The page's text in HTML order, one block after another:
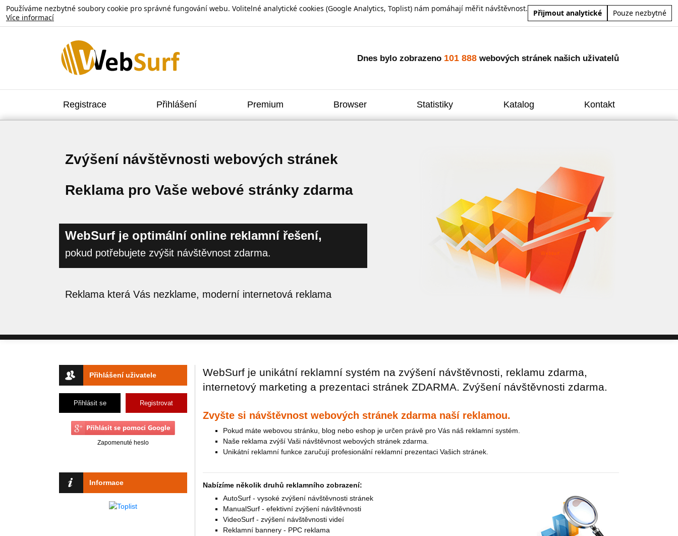
Používáme nezbytné soubory cookie pro správné fungování webu. Volitelné analytické cookies (Google Analytics, Toplist) nám pomáhají měřit návštěvnost.
Více informací
Přijmout analytické Pouze nezbytné
Dnes bylo zobrazeno 101 888 webových stránek našich uživatelů
Registrace Přihlášení Premium Browser Statistiky Katalog Kontakt
Zvýšení návštěvnosti webových stránek
Reklama pro Vaše webové stránky zdarma
WebSurf je optimální online reklamní řešení,
pokud potřebujete zvýšit návštěvnost zdarma.
Reklama která Vás nezklame, moderní internetová reklama
Přihlášení uživatele
Přihlásit se Registrovat
Zapomenuté heslo
Informace
WebSurf je unikátní reklamní systém na zvýšení návštěvnosti, reklamu zdarma,
internetový marketing a prezentaci stránek ZDARMA. Zvýšení návštěvnosti zdarma.
Zvyšte si návštěvnost webových stránek zdarma naší reklamou.
Pokud máte webovou stránku, blog nebo eshop je určen právě pro Vás náš reklamní systém.
Naše reklama zvýší Vaši návštěvnost webových stránek zdarma.
Unikátní reklamní funkce zaručují profesionální reklamní prezentaci Vašich stránek.
Nabízíme několik druhů reklamního zobrazení:
AutoSurf - vysoké zvýšení návštěvnosti stránek
ManualSurf - efektivní zvýšení návštěvnosti
VideoSurf - zvýšení návštěvnosti videí
Reklamní bannery - PPC reklama